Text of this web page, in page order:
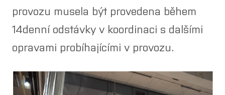
provozu musela být provedena během
14denní odstávky v koordinaci s dalšími
opravami probíhajícími v provozu.